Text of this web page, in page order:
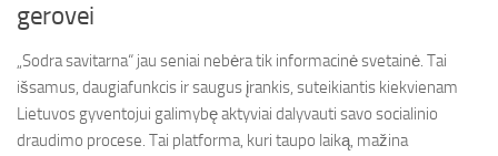
gerovei
„Sodra savitarna“ jau seniai nebėra tik informacinė svetainė. Tai
išsamus, daugiafunkcis ir saugus įrankis, suteikiantis kiekvienam
Lietuvos gyventojui galimybę aktyviai dalyvauti savo socialinio
draudimo procese. Tai platforma, kuri taupo laiką, mažina